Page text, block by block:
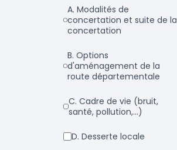
a. Modalités de
concertation et suite de la
concertation
b. Options
d'aménagement de la
route départementale
c. Cadre de vie (bruit,
santé, pollution,...)
d. Desserte locale